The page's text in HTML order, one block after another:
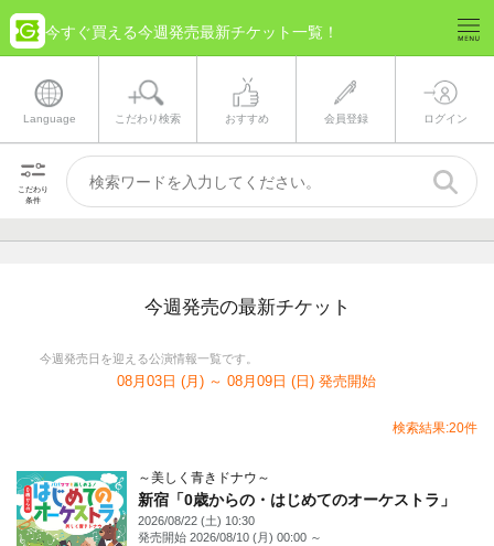
今すぐ買える今週発売最新チケット一覧！
Language こだわり検索 おすすめ 会員登録 ログイン
こだわり
条件
今週発売の最新チケット
今週発売日を迎える公演情報一覧です。
08月03日 (月) ～ 08月09日 (日) 発売開始
検索結果:20件
～美しく青きドナウ～
新宿「0歳からの・はじめてのオーケストラ」
2026/08/22 (土) 10:30
発売開始 2026/08/10 (月) 00:00 ～